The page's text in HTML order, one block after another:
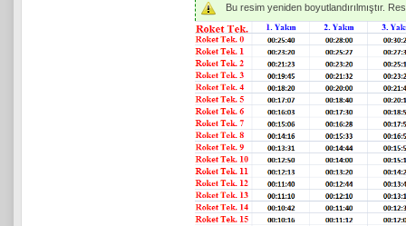
Bu resim yeniden boyutlandırılmıştır.